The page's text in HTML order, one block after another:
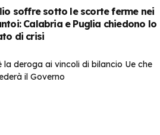
soffre sotto le scorte ferme nei
Calabria e Puglia chiedono lo
di crisi